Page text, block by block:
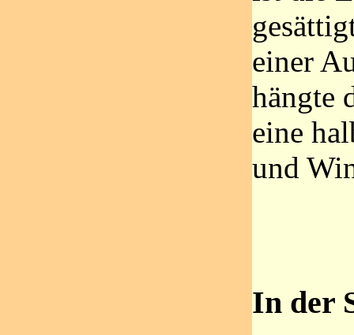
einer
hängte
eine
und
In der